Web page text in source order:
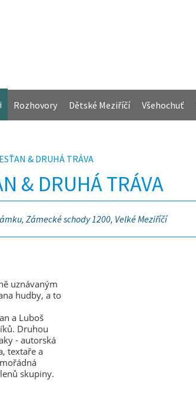
Rozhovory Dětské Meziříčí Všehochuť
& DRUHÁ TRÁVA
& DRUHÁ TRÁVA
Zámecké schody 1200, Velké Meziříčí
uznávaným
hudby, a to
a Luboš
Druhou
- autorská
textaře a
skupiny.